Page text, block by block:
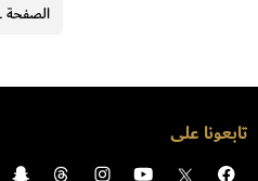
الصفحة 1
تابعونا على